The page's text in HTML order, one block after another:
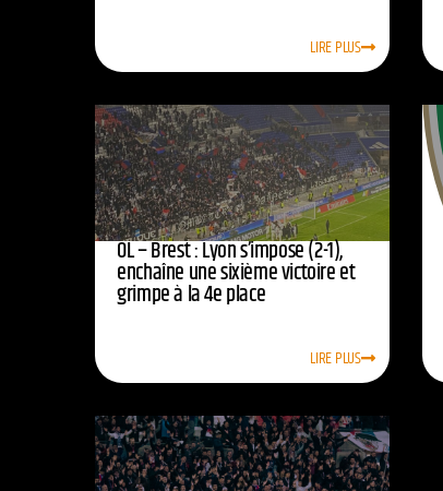
LIRE PLUS
OL – Brest : Lyon s’impose (2-1),
enchaîne une sixième victoire et
grimpe à la 4e place
LIRE PLUS